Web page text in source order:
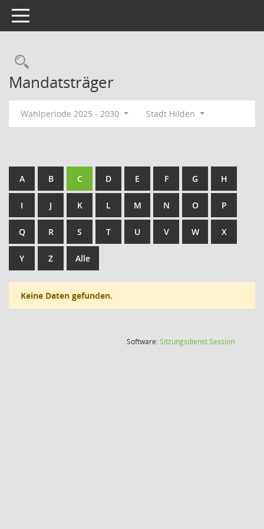
Toggle navigation
Rechercheauswahl
Mandatsträger
Wahlperiode 2025 - 2030 Stadt Hilden
A B C D E F G H
I J K L M N O P
Q R S T U V W X
Y Z Alle
Keine Daten gefunden.
Software:SitzungsdienstSession(Wird in